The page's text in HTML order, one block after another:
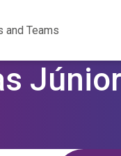
and Teams